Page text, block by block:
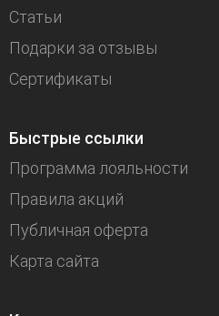
Статьи
Подарки за отзывы
Сертификаты
Быстрые ссылки
Программа лояльности
Правила акций
Публичная оферта
Карта сайта